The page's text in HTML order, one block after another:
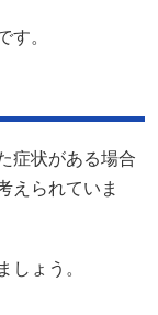
す。
症状がある場合
えられていま
しょう。